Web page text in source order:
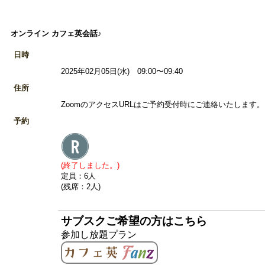
オンライン カフェ英会話♪
日時
2025年02月05日(水) 09:00〜09:40
住所
ZoomのアクセスURLはご予約受付時にご連絡いたします
予約
(終了しました。)
定員：6人
(残席：2人)
サブスクご希望の方はこちら
参加し放題プラン